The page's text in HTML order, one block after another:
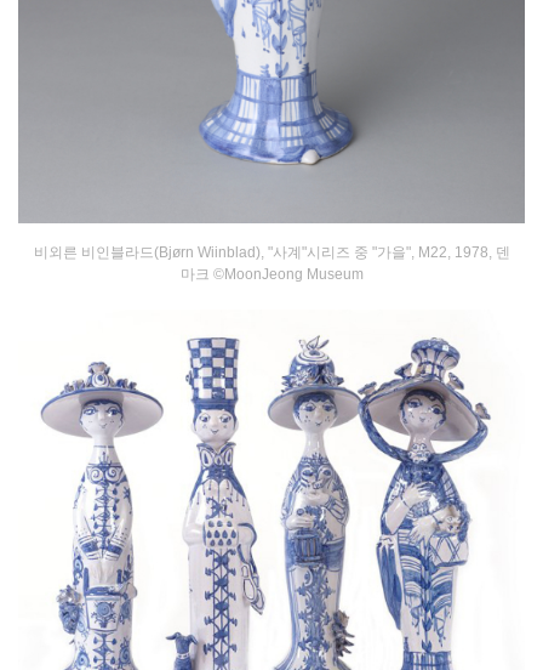
비외른 비인블라드(Bjørn Wiinblad), "사계"시리즈 중 "가을", M22, 1978, 덴
마크 ©MoonJeong Museum